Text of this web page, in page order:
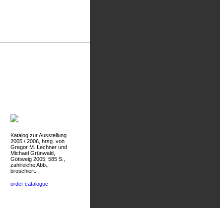
Katalog zur Ausstellung
2005 / 2006, hrsg. von
Gregor M. Lechner und
Michael Grünwald,
Göttweig 2005, 585 S.,
zahlreiche Abb.,
broschiert.
order catalogue